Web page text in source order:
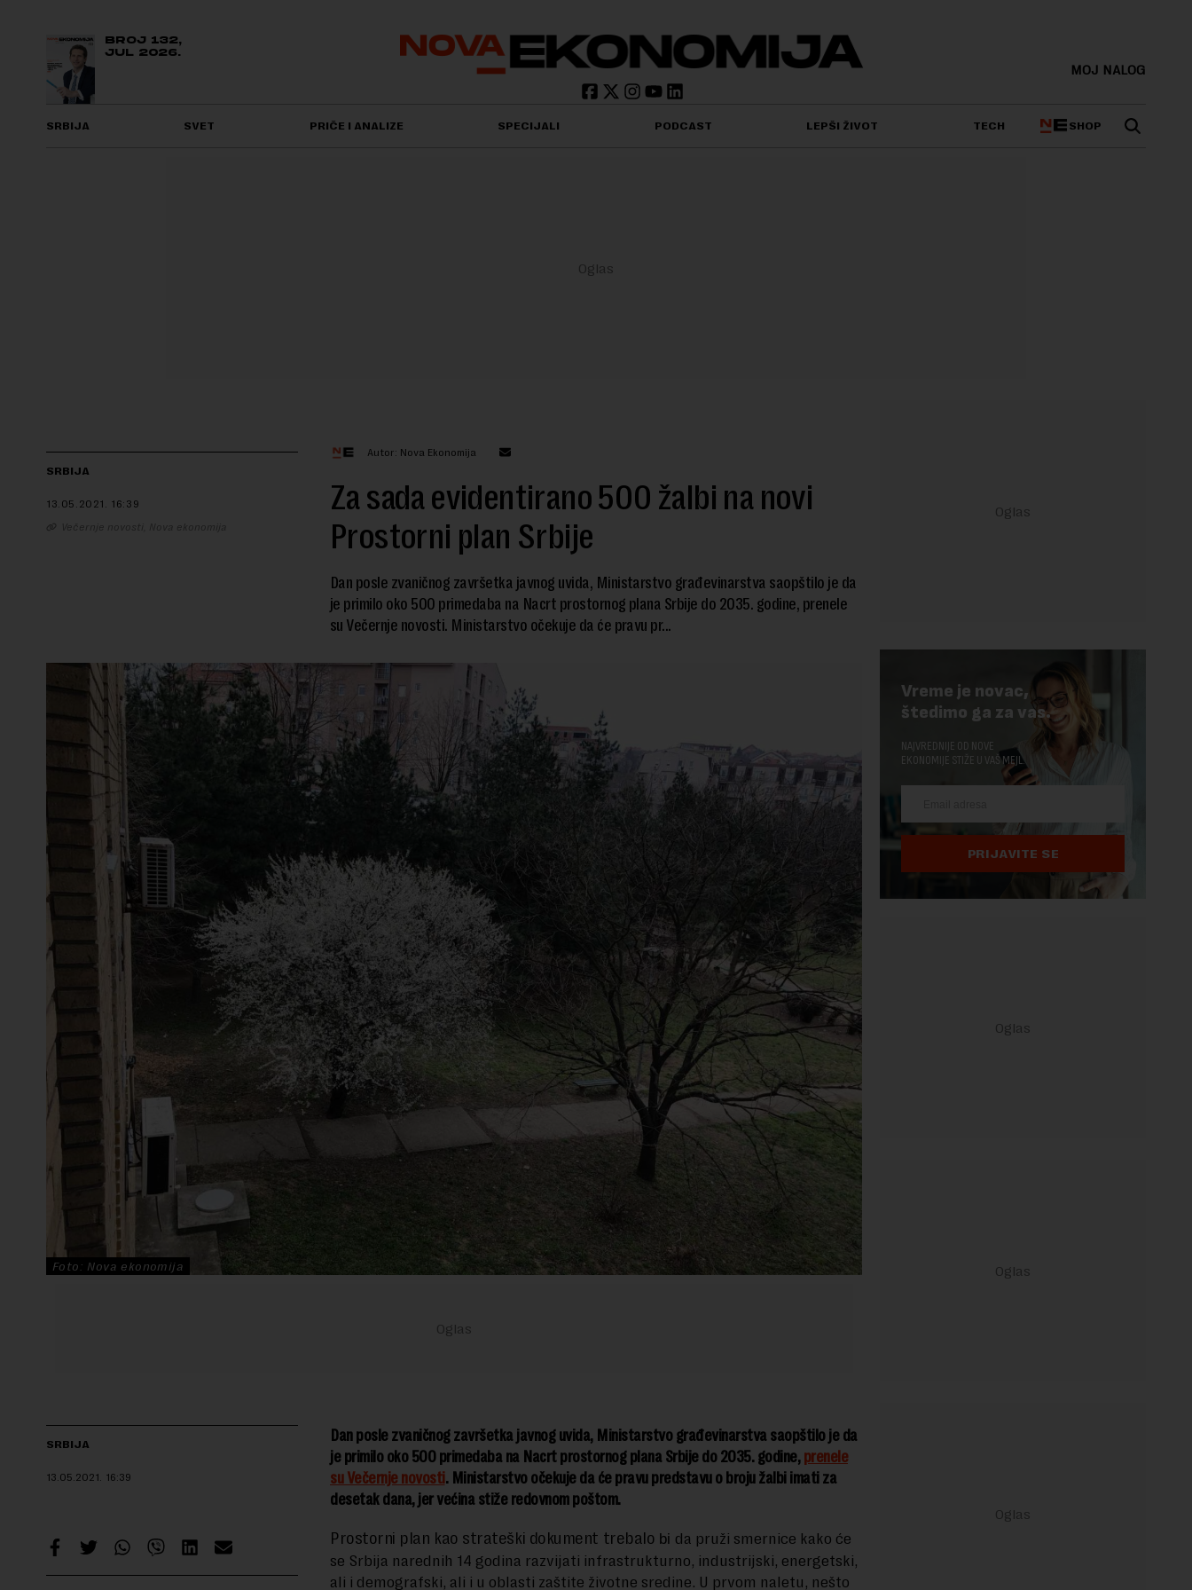
BROJ 132,
JUL 2026.
MOJ NALOG
SRBIJA SVET PRIČE I ANALIZE SPECIJALI PODCAST LEPŠI ŽIVOT TECH SHOP
SRBIJA
13.05.2021. 16:39
Večernje novosti, Nova ekonomija
Autor: Nova Ekonomija
Za sada evidentirano 500 žalbi na novi
Prostorni plan Srbije
Dan posle zvaničnog završetka javnog uvida, Ministarstvo građevinarstva saopštilo je da
je primilo oko 500 primedaba na Nacrt prostornog plana Srbije do 2035. godine, prenele
su Večernje novosti. Ministarstvo očekuje da će pravu pr...
Foto: Nova ekonomija
SRBIJA
13.05.2021. 16:39
Dan posle zvaničnog završetka javnog uvida, Ministarstvo građevinarstva saopštilo je da
je primilo oko 500 primedaba na Nacrt prostornog plana Srbije do 2035. godine, prenele
su Večernje novosti. Ministarstvo očekuje da će pravu predstavu o broju žalbi imati za
desetak dana, jer većina stiže redovnom poštom.
Prostorni plan kao strateški dokument trebalo bi da pruži smernice kako će
se Srbija narednih 14 godina razvijati infrastrukturno, industrijski, energetski,
ali i demografski, ali i u oblasti zaštite životne sredine. U prvom naletu, nešto
Vreme je novac,
štedimo ga za vas.
NAJVREDNIJE OD NOVE
EKONOMIJE STIŽE U VAŠ MEJL.
PRIJAVITE SE